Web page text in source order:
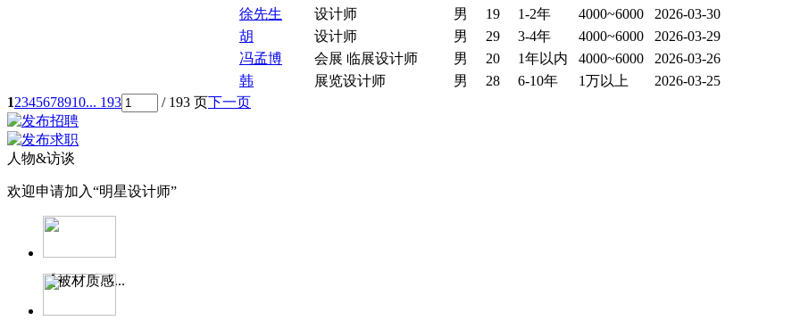
徐先生
设计师 男 19 1-2年 4000~6000
2026-03-30
胡
设计师 男 29 3-4年 4000~6000
2026-03-29
冯孟博
会展 临展设计师 男 20 1年以内 4000~6000
2026-03-26
韩
展览设计师 男 28 6-10年 1万以上
2026-03-25
12345678910... 193 / 193 页下一页
人物&访谈
欢迎申请加入“明星设计师”
【被材质感...